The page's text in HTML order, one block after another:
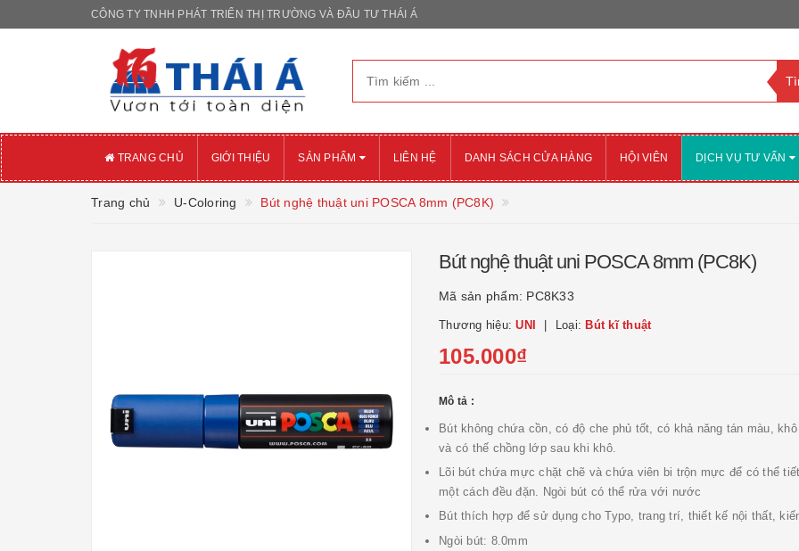
CÔNG TY TNHH PHÁT TRIỂN THỊ TRƯỜNG VÀ ĐẦU TƯ THÁI Á
TRANG CHỦ GIỚI THIỆU SẢN PHẨM LIÊN HỆ DANH SÁCH CỬA HÀNG HỘI VIÊN DỊCH VỤ TƯ VẤN
Trang chủ U-Coloring Bút nghệ thuật uni POSCA 8mm (PC8K)
Bút nghệ thuật uni POSCA 8mm (PC8K)
Mã sản phẩm: PC8K33
Thương hiệu:UNI Loại: Bút kĩ thuật
105.000₫
Mô tả :
Bút không chứa cồn, có độ che phủ tốt, có khả năng tán màu, khô
và có thế chồng lớp sau khi khô.
Lõi bút chứa mực chặt chẽ và chứa viên bi trộn mực để có thể
một cách đều đặn. Ngòi bút có thể rửa với nước
Bút thích hợp để sử dụng cho Typo, trang trí, thiết kế nội thất,
Ngòi bút: 8.0mm